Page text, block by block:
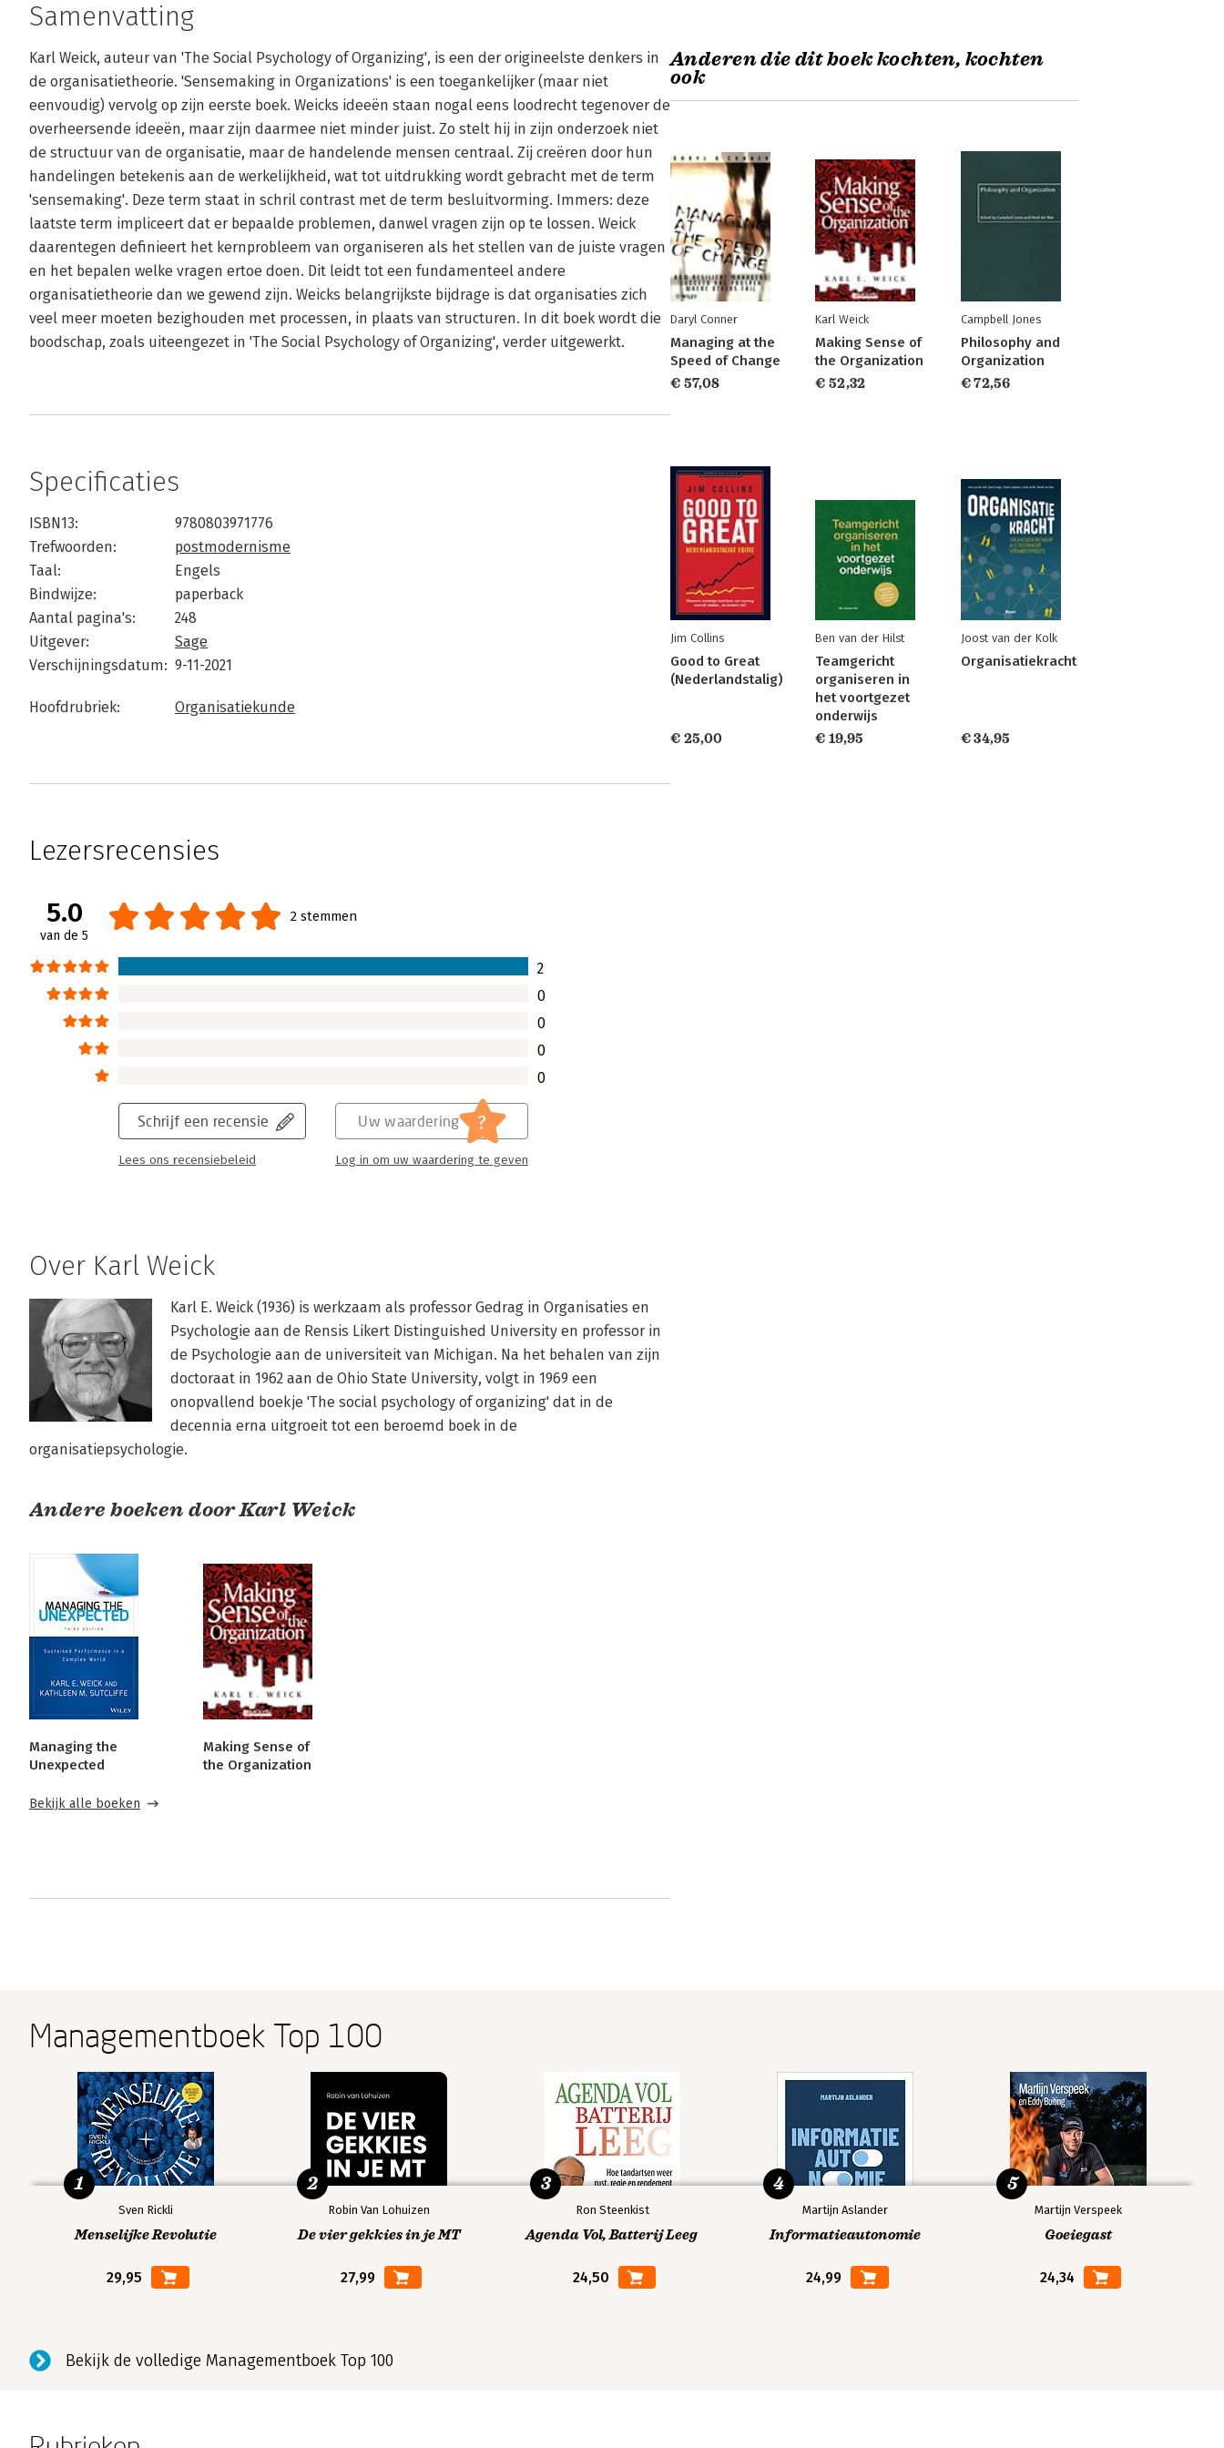
Samenvatting
Karl Weick, auteur van 'The Social Psychology of Organizing', is een der origineelste denkers in
de organisatietheorie. 'Sensemaking in Organizations' is een toegankelijker (maar niet
eenvoudig) vervolg op zijn eerste boek. Weicks ideeën staan nogal eens loodrecht tegenover de
overheersende ideeën, maar zijn daarmee niet minder juist. Zo stelt hij in zijn onderzoek niet
de structuur van de organisatie, maar de handelende mensen centraal. Zij creëren door hun
handelingen betekenis aan de werkelijkheid, wat tot uitdrukking wordt gebracht met de term
'sensemaking'. Deze term staat in schril contrast met de term besluitvorming. Immers: deze
laatste term impliceert dat er bepaalde problemen, danwel vragen zijn op te lossen. Weick
daarentegen definieert het kernprobleem van organiseren als het stellen van de juiste vragen
en het bepalen welke vragen ertoe doen. Dit leidt tot een fundamenteel andere
organisatietheorie dan we gewend zijn. Weicks belangrijkste bijdrage is dat organisaties zich
veel meer moeten bezighouden met processen, in plaats van structuren. In dit boek wordt die
boodschap, zoals uiteengezet in 'The Social Psychology of Organizing', verder uitgewerkt.
Specificaties
ISBN13:
9780803971776
Trefwoorden:
postmodernisme
Taal:
Engels
Bindwijze:
paperback
Aantal pagina's:
248
Uitgever:
Sage
Verschijningsdatum: 9-11-2021
Hoofdrubriek: Organisatiekunde
Lezersrecensies
5.0
van de 5
2 stemmen
2
0
0
0
0
Schrijf een recensie
Lees ons recensiebeleid
Uw waardering ?
Log in om uw waardering te geven
Over Karl Weick
Karl E. Weick (1936) is werkzaam als professor Gedrag in Organisaties en
Psychologie aan de Rensis Likert Distinguished University en professor in
de Psychologie aan de universiteit van Michigan. Na het behalen van zijn
doctoraat in 1962 aan de Ohio State University, volgt in 1969 een
onopvallend boekje 'The social psychology of organizing' dat in de
decennia erna uitgroeit tot een beroemd boek in de
organisatiepsychologie.
Andere boeken door Karl Weick
Managing the
Unexpected
Making Sense of
the Organization
Bekijk alle boeken
Anderen die dit boek kochten, kochten
ook
Daryl Conner
Managing at the
Speed of Change
€ 57,08
Karl Weick
Making Sense of
the Organization
€ 52,32
Campbell Jones
Philosophy and
Organization
€ 72,56
Jim Collins
Good to Great
(Nederlandstalig)
€ 25,00
Ben van der Hilst
Teamgericht
organiseren in
het voortgezet
onderwijs
€ 19,95
Joost van der Kolk
Organisatiekracht
€ 34,95
Managementboek Top 100
Sven Rickli
Menselijke Revolutie
29,95
1
Robin Van Lohuizen
De vier gekkies in je MT
27,99
2
Ron Steenkist
Agenda Vol, Batterij Leeg
24,50
3
Martijn Aslander
Informatieautonomie
24,99
4
Martijn Verspeek
Goeiegast
24,34
5
Bekijk de volledige Managementboek Top 100